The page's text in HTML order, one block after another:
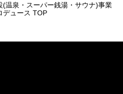
温泉・スーパー銭湯・サウナ)事業
デュース TOP